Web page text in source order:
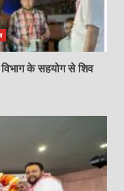
के सहयोग से शिव